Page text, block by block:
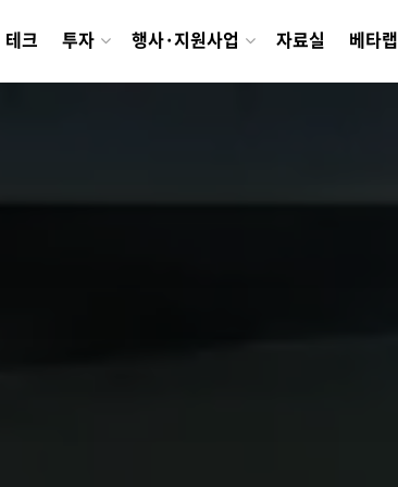
테크 투자 행사·지원사업 자료실 베타랩